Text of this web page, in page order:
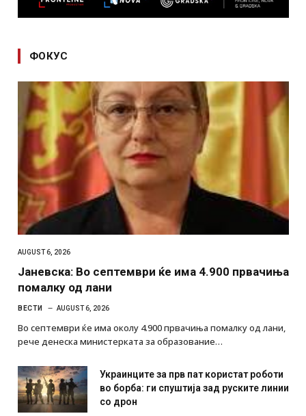
ФОКУС
AUGUST 6, 2026
Јаневска: Во септември ќе има 4.900 првачиња
помалку од лани
ВЕСТИ AUGUST 6, 2026
Во септември ќе има околу 4.900 првачиња помалку од лани,
рече денеска министерката за образование…
Украинците за прв пат користат роботи
во борба: ги спуштија зад руските линии
со дрон